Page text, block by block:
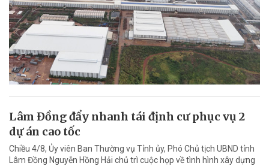
Lâm Đồng đẩy nhanh tái định cư phục vụ 2
dự án cao tốc
Chiều 4/8, Ủy viên Ban Thường vụ Tỉnh ủy, Phó Chủ tịch UBND tỉnh
Lâm Đồng Nguyễn Hồng Hải chủ trì cuộc họp về tình hình xây dựng